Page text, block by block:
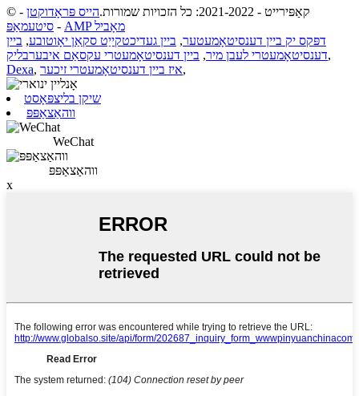
© קאַפּירייט - 2021-2022: כל הזכויות שמורות. הייס פּראָדוקטן -
סיטעמאַפּ -
AMP מאָביל
דפּקס יק ביין דענסיטאָמעטער, ביין געדיכטקייַט סקאַן יאָוטובע, ביין
דענסיטאָמעטרי לעבן מיר, ביין דענסיטאָמעטרי עקסאַם איבערבליק
,
Dexa, איז ביין דענסיטאָמעטרי זיכער,
שיקן בליצפּאָסט
ווהאַצאַפּפּ
WeChat
ווהאַצאַפּפּ
x